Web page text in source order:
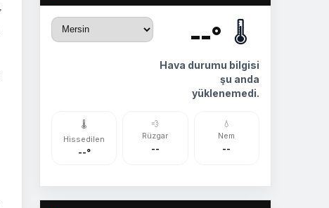
--° 🌡️
Hava durumu bilgisi
şu anda
yüklenemedi.
🌡️
Hissedilen
--°
💨
Rüzgar
--
💧
Nem
--